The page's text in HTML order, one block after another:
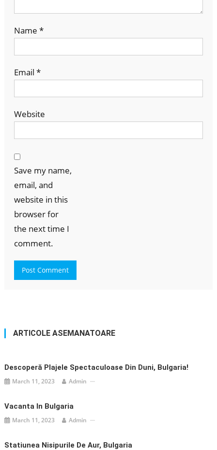
Name *
Email *
Website
Save my name,
email, and
website in this
browser for
the next time I
comment.
ARTICOLE ASEMANATOARE
Descoperă Plajele Spectaculoase Din Duni, Bulgaria!
March 11, 2023 Admin
Vacanta In Bulgaria
March 11, 2023 Admin
Statiunea Nisipurile De Aur, Bulgaria